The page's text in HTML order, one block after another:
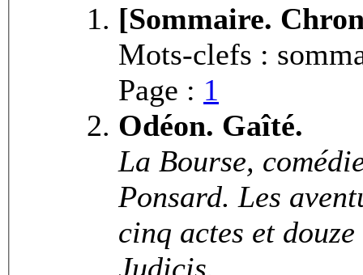
[Sommaire.
Mots-clefs :
Page : 1
Odéon. Gaîté.
La Bourse,
Ponsard. Les
cinq actes et
Judicis.